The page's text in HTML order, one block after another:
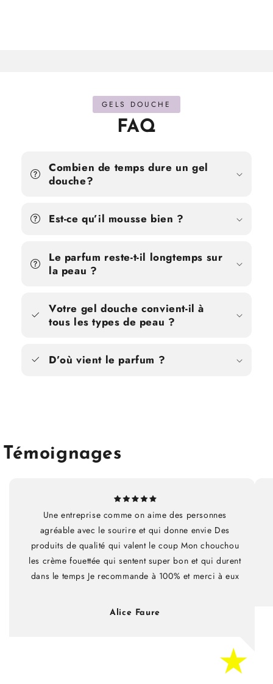
GELS DOUCHE
FAQ
Combien de temps dure un gel
douche?
Est-ce qu’il mousse bien ?
Le parfum reste-t-il longtemps sur
la peau ?
Votre gel douche convient-il à
tous les types de peau ?
D’où vient le parfum ?
Témoignages
Une entreprise comme on aime des personnes
agréable avec le sourire et qui donne envie Des
produits de qualité qui valent le coup Mon chouchou
les crème fouettée qui sentent super bon et qui durent
dans le temps Je recommande à 100% et merci à eux
Alice Faure